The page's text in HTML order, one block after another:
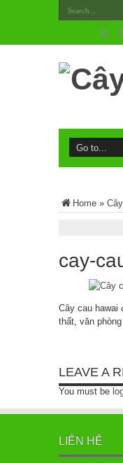
Home »
cay-
Cây cau hawai
thất, văn phòng
LEAVE A
You must be
LIÊN HỆ